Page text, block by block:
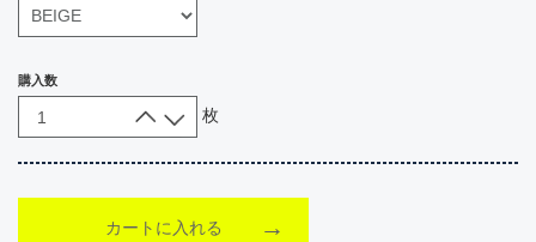
購入数
枚
カートに入れる